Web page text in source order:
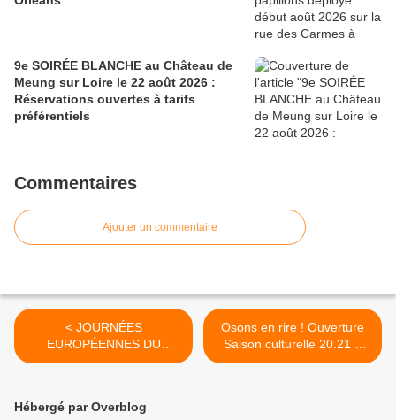
9e SOIRÉE BLANCHE au Château de
Meung sur Loire le 22 août 2026 :
Réservations ouvertes à tarifs
préférentiels
Commentaires
Ajouter un commentaire
< JOURNÉES
EUROPÉENNES DU
MATRIMOINE au FRAC
Osons en rire ! Ouverture
Saison culturelle 20.21 à
Chécy - Spectacle gratuit le
Hébergé par Overblog